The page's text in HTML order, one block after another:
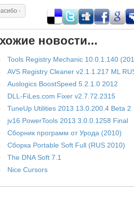
новости...
Tools Registry Mechanic 10.0.1.140
AVS Registry Cleaner v2.1.1.217 ML
Auslogics BoostSpeed 5.2.1.0 2012
DLL-FiLes.com Fixer v2.7.72.2315
TuneUp Utilities 2013 13.0.200.4 Beta 2
jv16 PowerTools 2013 3.0.0.1258 Final
Сборник программ от Урода (2010)
Сборка Portable Soft Full (RUS 2010)
The DNA Soft 7.1
Nice Cursors